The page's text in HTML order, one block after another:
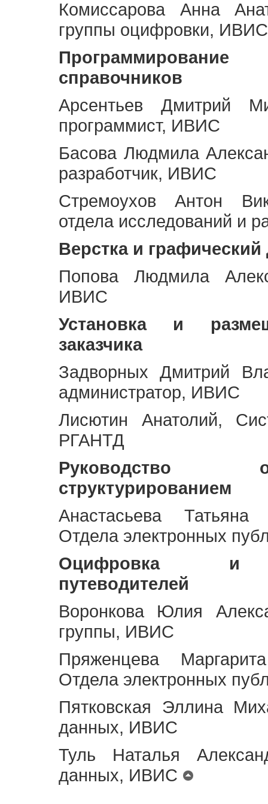
Комиссарова Анна
группы оцифровки, ИВИС
Программирование
справочников
Арсентьев Дмитрий
программист, ИВИС
Басова Людмила
разработчик, ИВИС
Стремоухов Антон
отдела исследований и
Верстка и графический
Попова Людмила
ИВИС
Установка и
заказчика
Задворных Дмитрий
администратор, ИВИС
Лисютин Анатолий,
РГАНТД
Руководство
структурированием
Анастасьева Татьяна
Отдела электронных
Оцифровка и
путеводителей
Воронкова Юлия
группы, ИВИС
Пряженцева
Отдела электронных
Пятковская Эллина
данных, ИВИС
Туль Наталья
данных, ИВИС